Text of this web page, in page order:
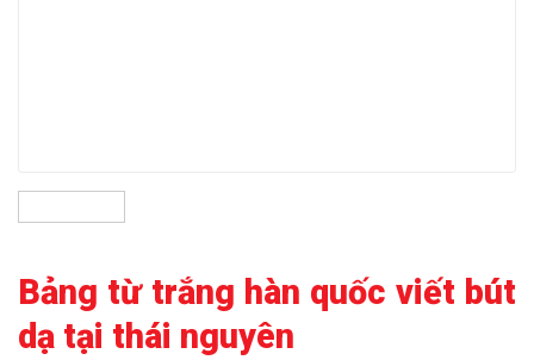
Bảng từ trắng hàn quốc viết bút
dạ tại thái nguyên